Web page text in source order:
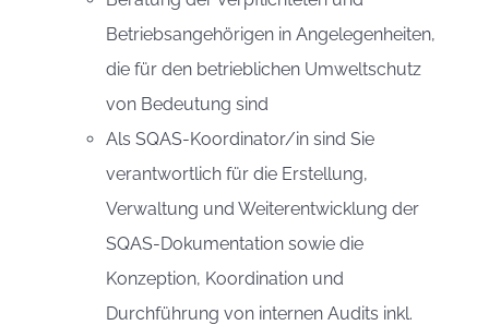
Betriebsangehörigen in Angelegenheiten,
die für den betrieblichen Umweltschutz
von Bedeutung sind
Als SQAS-Koordinator/in sind Sie
verantwortlich für die Erstellung,
Verwaltung und Weiterentwicklung der
SQAS-Dokumentation sowie die
Konzeption, Koordination und
Durchführung von internen Audits inkl.